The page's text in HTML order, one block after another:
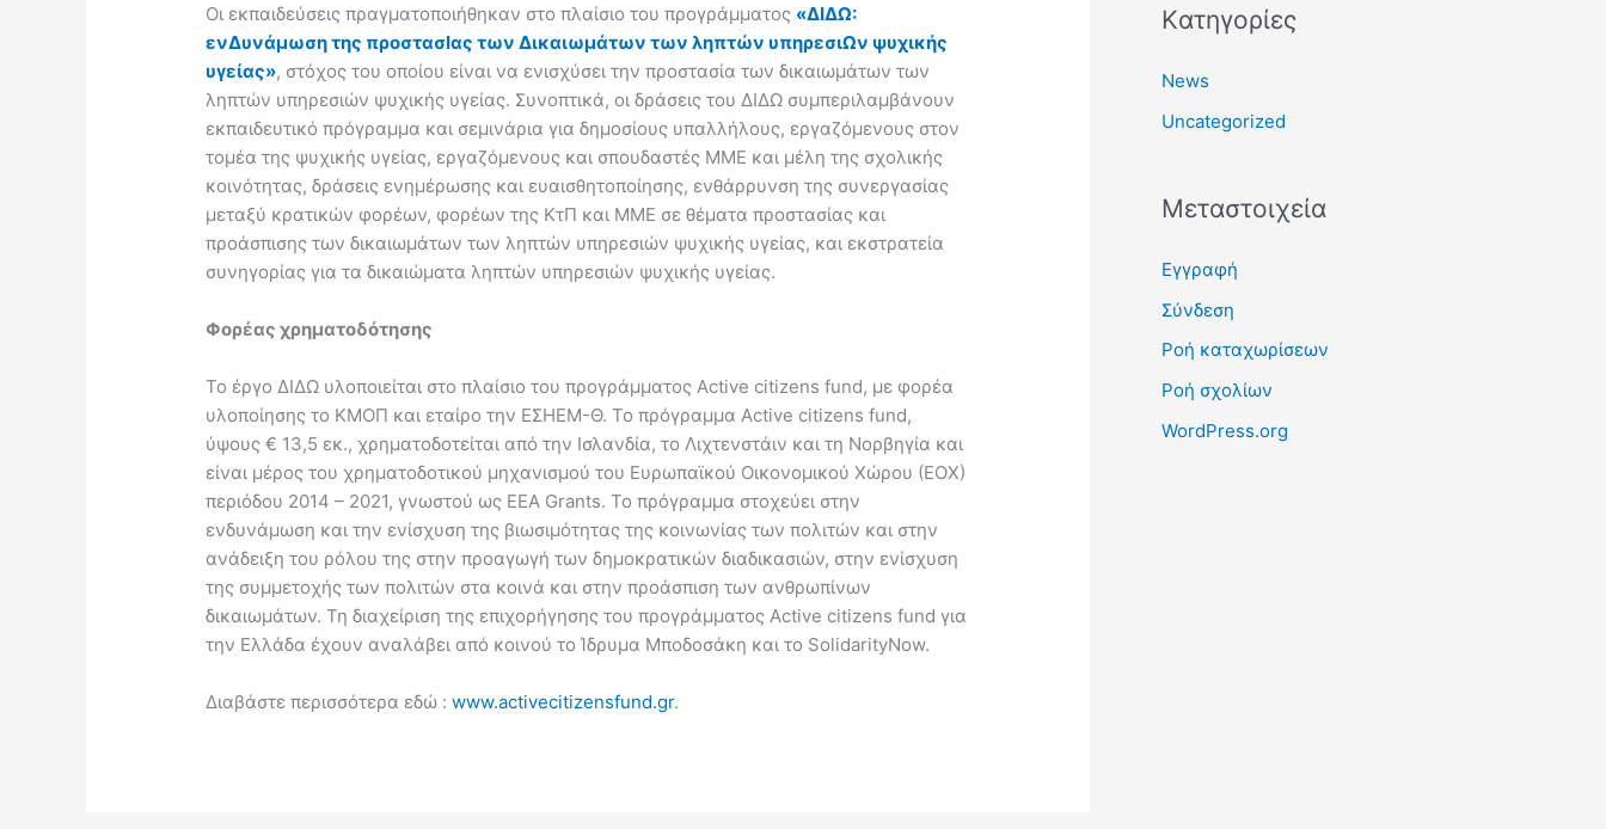
Οι εκπαιδεύσεις πραγματοποιήθηκαν στο πλαίσιο του προγράμματος «ΔΙΔΩ:
ενΔυνάμωση της προστασΙας των Δικαιωμάτων των ληπτών υπηρεσιΩν ψυχικής
υγείας», στόχος του οποίου είναι να ενισχύσει την προστασία των δικαιωμάτων των
ληπτών υπηρεσιών ψυχικής υγείας. Συνοπτικά, οι δράσεις του ΔΙΔΩ συμπεριλαμβάνουν
εκπαιδευτικό πρόγραμμα και σεμινάρια για δημοσίους υπαλλήλους, εργαζόμενους στον
τομέα της ψυχικής υγείας, εργαζόμενους και σπουδαστές ΜΜΕ και μέλη της σχολικής
κοινότητας, δράσεις ενημέρωσης και ευαισθητοποίησης, ενθάρρυνση της συνεργασίας
μεταξύ κρατικών φορέων, φορέων της ΚτΠ και ΜΜΕ σε θέματα προστασίας και
προάσπισης των δικαιωμάτων των ληπτών υπηρεσιών ψυχικής υγείας, και εκστρατεία
συνηγορίας για τα δικαιώματα ληπτών υπηρεσιών ψυχικής υγείας.
Φορέας χρηματοδότησης
Το έργο ΔΙΔΩ υλοποιείται στο πλαίσιο του προγράμματος Active citizens fund, με φορέα
υλοποίησης το ΚΜΟΠ και εταίρο την ΕΣΗΕΜ-Θ. Το πρόγραμμα Active citizens fund,
ύψους € 13,5 εκ., χρηματοδοτείται από την Ισλανδία, το Λιχτενστάιν και τη Νορβηγία και
είναι μέρος του χρηματοδοτικού μηχανισμού του Ευρωπαϊκού Οικονομικού Χώρου (ΕΟΧ)
περιόδου 2014 – 2021, γνωστού ως EEA Grants. Το πρόγραμμα στοχεύει στην
ενδυνάμωση και την ενίσχυση της βιωσιμότητας της κοινωνίας των πολιτών και στην
ανάδειξη του ρόλου της στην προαγωγή των δημοκρατικών διαδικασιών, στην ενίσχυση
της συμμετοχής των πολιτών στα κοινά και στην προάσπιση των ανθρωπίνων
δικαιωμάτων. Τη διαχείριση της επιχορήγησης του προγράμματος Active citizens fund για
την Ελλάδα έχουν αναλάβει από κοινού το Ίδρυμα Μποδοσάκη και το SolidarityNow.
Διαβάστε περισσότερα εδώ :www.activecitizensfund.gr.
Kατηγορίες
News
Uncategorized
Μεταστοιχεία
Εγγραφή
Σύνδεση
Ροή καταχωρίσεων
Ροή σχολίων
WordPress.org